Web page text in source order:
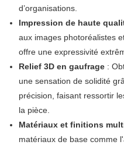
d’organisations.
Impression de haute
aux images photoréalistes
offre une expressivité
Relief 3D en gaufrage:
une sensation de solidité
précision, faisant ressortir
la pièce.
Matériaux et finitions
matériaux de base comme